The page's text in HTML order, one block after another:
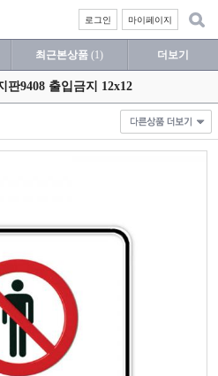
마이페이지
로그인
최근본상품 (1) 더보기
9408 출입금지 12x12